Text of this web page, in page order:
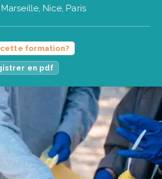
Nice, Paris
formation?
en pdf